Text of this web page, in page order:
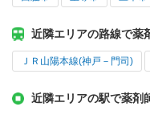
近隣エリアの路線で薬
ＪＲ山陽本線(神戸－門司)
近隣エリアの駅で薬剤